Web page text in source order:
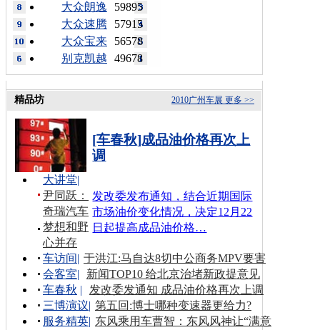
59895
大众朗逸
57915
大众速腾
56578
大众宝来
49678
别克凯越
更多 >>
2010广州车展
精品坊
[车春秋]成品油价格再次上
调
发改委发布通知，结合近期国际
市场油价变化情况，决定12月22
日起提高成品油价格…
大讲堂|
尹同跃：
奇瑞汽车
梦想和野
心并存
车访间| 于洪江:马自达8切中公商务MPV要害
会客室|
新闻TOP10 给北京治堵新政提意见
车春秋 |
发改委发通知 成品油价格再次上调
三博演议| 第五回:博士哪种变速器更给力?
服务精英| 东风乘用车曹智：东风风神让“满意